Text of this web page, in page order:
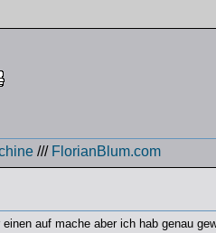
/// FlorianBlum.com
auf mache aber ich hab genau